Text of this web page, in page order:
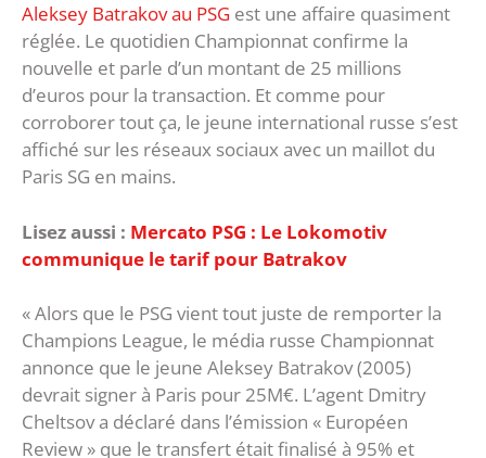
Aleksey Batrakov au PSG est une affaire quasiment
réglée. Le quotidien Championnat confirme la
nouvelle et parle d’un montant de 25 millions
d’euros pour la transaction. Et comme pour
corroborer tout ça, le jeune international russe s’est
affiché sur les réseaux sociaux avec un maillot du
Paris SG en mains.
Lisez aussi : Mercato PSG : Le Lokomotiv
communique le tarif pour Batrakov
« Alors que le PSG vient tout juste de remporter la
Champions League, le média russe Championnat
annonce que le jeune Aleksey Batrakov (2005)
devrait signer à Paris pour 25M€. L’agent Dmitry
Cheltsov a déclaré dans l’émission « Européen
Review » que le transfert était finalisé à 95% et